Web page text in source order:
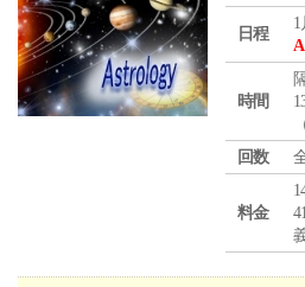
日程
1
時間
回数
料金